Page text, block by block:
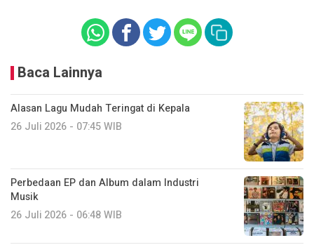
Baca Lainnya
Alasan Lagu Mudah Teringat di Kepala
26 Juli 2026 - 07:45 WIB
Perbedaan EP dan Album dalam Industri
Musik
26 Juli 2026 - 06:48 WIB